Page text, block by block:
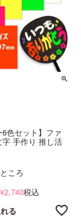
6色セット】ファ
手作り 推し活
ころ
¥2,740税込
る